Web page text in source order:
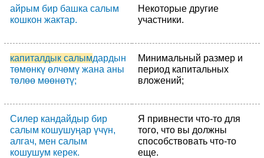
айрым бир башка салым
кошкон жактар.
Некоторые другие
участники.
капиталдык салымдардын
төмөнкү өлчөмү жана аны
төлөө мөөнөтү;
Минимальный размер и
период капитальных
вложений;
Силер кандайдыр бир
салым кошушуңар үчүн,
алгач, мен салым
кошушум керек.
Я привнести что-то для
того, что вы должны
способствовать что-то
еще.